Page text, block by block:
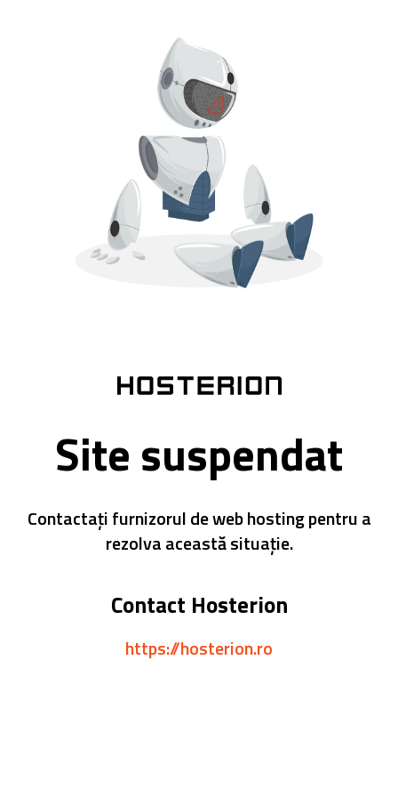
Site suspendat
Contactați furnizorul de web hosting pentru a
rezolva această situație.
Contact Hosterion
https://hosterion.ro